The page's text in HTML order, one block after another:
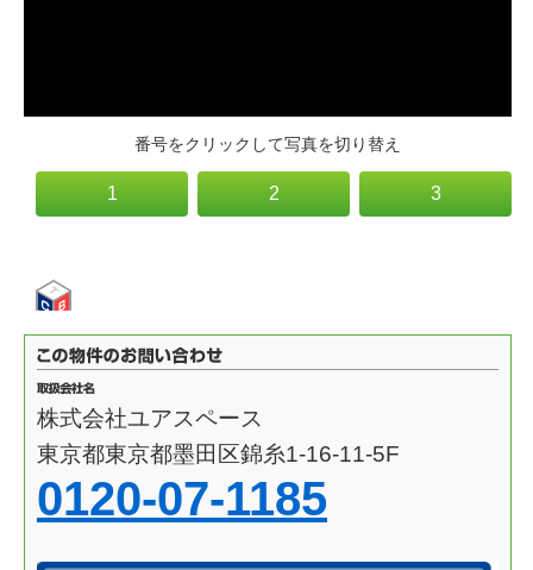
番号をクリックして写真を切り替え
1 2 3
株式会社ユアスペース
東京都東京都墨田区錦糸1-16-11-5F
0120-07-1185